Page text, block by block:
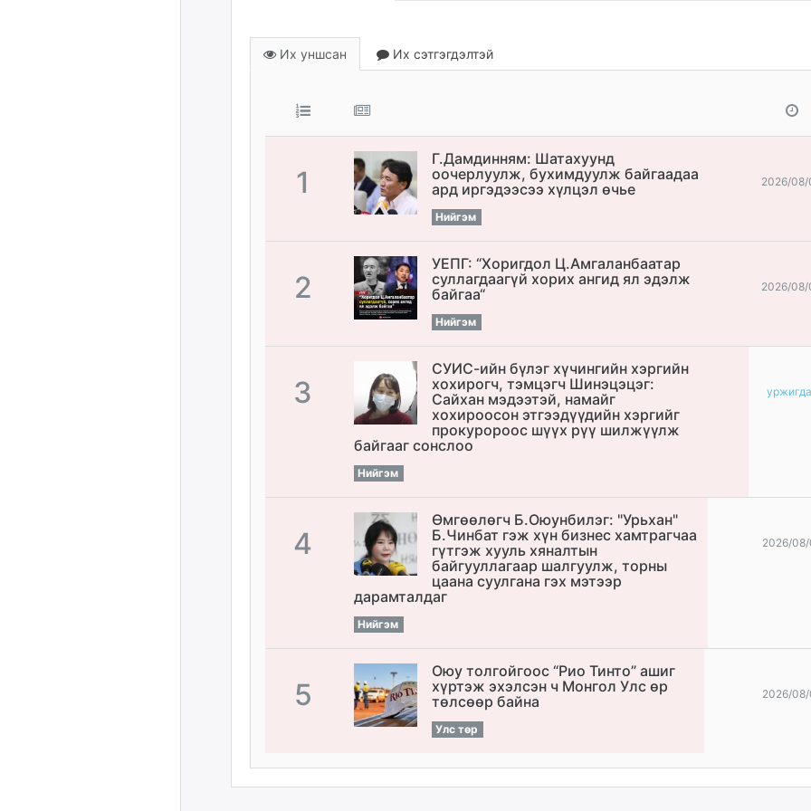
Их уншсан Их сэтгэгдэлтэй
1
Г.Дамдинням: Шатахуунд
оочерлуулж, бухимдуулж байгаадаа
ард иргэдээсээ хүлцэл өчье
Нийгэм
2026/08/
2
УЕПГ: “Хоригдол Ц.Амгаланбаатар
cуллагдаагүй хорих ангид ял эдэлж
байгаа“
Нийгэм
2026/08/
3
СУИС-ийн бүлэг хүчингийн хэргийн
хохирогч, тэмцэгч Шинэцэцэг:
Сайхан мэдээтэй, намайг
хохироосон этгээдүүдийн хэргийг
прокуророос шүүх рүү шилжүүлж
байгааг сонслоо
Нийгэм
4
Өмгөөлөгч Б.Оюунбилэг: "Урьхан"
Б.Чинбат гэж хүн бизнес хамтрагчаа
гүтгэж хууль хяналтын
байгууллагаар шалгуулж, торны
цаана суулгана гэх мэтээр
дарамталдаг
Нийгэм
2026/
5
Оюу толгойгоос “Рио Тинто” ашиг
хүртэж эхэлсэн ч Монгол Улс өр
төлсөөр байна
Улс төр
2026/